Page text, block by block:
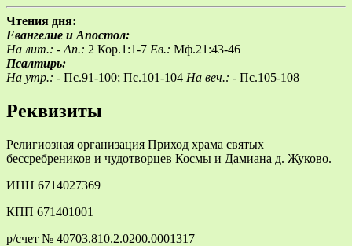
Чтения дня:
Евангелие и Апостол:
На лит.: - Ап.: 2 Кор.1:1-7 Ев.: Мф.21:43-46
Псалтирь:
На утр.: - Пс.91-100; Пс.101-104 На веч.: - Пс.105-108
Реквизиты
Религиозная организация Приход храма святых
бессребреников и чудотворцев Космы и Дамиана д. Жуково.
ИНН 6714027369
КПП 671401001
р/счет № 40703.810.2.0200.0001317